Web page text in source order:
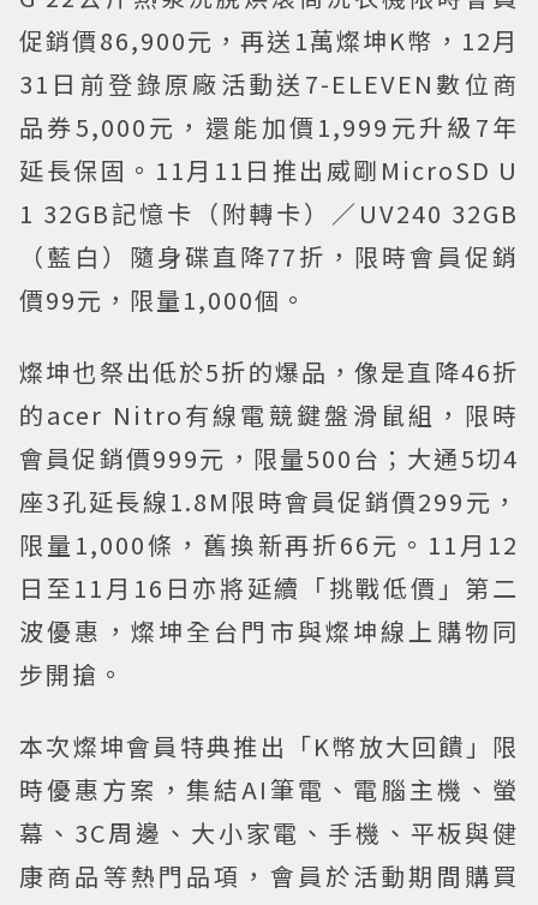
促銷價86,900元，再送1萬燦坤K幣，12月
31日前登錄原廠活動送7-ELEVEN數位商
品券5,000元，還能加價1,999元升級7年
延長保固。11月11日推出威剛MicroSD U
1 32GB記憶卡（附轉卡）／UV240 32GB
（藍白）隨身碟直降77折，限時會員促銷
價99元，限量1,000個。
燦坤也祭出低於5折的爆品，像是直降46折
的acer Nitro有線電競鍵盤滑鼠組，限時
會員促銷價999元，限量500台；大通5切4
座3孔延長線1.8M限時會員促銷價299元，
限量1,000條，舊換新再折66元。11月12
日至11月16日亦將延續「挑戰低價」第二
波優惠，燦坤全台門市與燦坤線上購物同
步開搶。
本次燦坤會員特典推出「K幣放大回饋」限
時優惠方案，集結AI筆電、電腦主機、螢
幕、3C周邊、大小家電、手機、平板與健
康商品等熱門品項，會員於活動期間購買